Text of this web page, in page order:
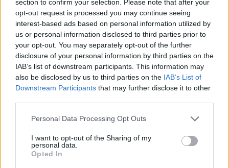
section to confirm your selection. Please note that after your
opt-out request is processed you may continue seeing
interest-based ads based on personal information utilized by
us or personal information disclosed to third parties prior to
your opt-out. You may separately opt-out of the further
disclosure of your personal information by third parties on the
IAB’s list of downstream participants. This information may
also be disclosed by us to third parties on the IAB’s List of
Downstream Participants that may further disclose it to other
Personal Data Processing Opt Outs
I want to opt-out of the Sharing of my
personal data.
Opted In
ALTRE NOTIZIE DI SESTO CALENDE